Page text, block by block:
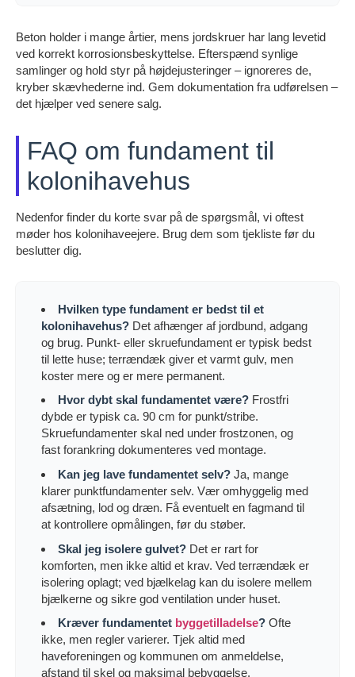
Beton holder i mange årtier, mens jordskruer har lang levetid
ved korrekt korrosionsbeskyttelse. Efterspænd synlige
samlinger og hold styr på højdejusteringer – ignoreres de,
kryber skævhederne ind. Gem dokumentation fra udførelsen –
det hjælper ved senere salg.
FAQ om fundament til
kolonihavehus
Nedenfor finder du korte svar på de spørgsmål, vi oftest
møder hos kolonihaveejere. Brug dem som tjekliste før du
beslutter dig.
Hvilken type fundament er bedst til et
kolonihavehus? Det afhænger af jordbund, adgang
og brug. Punkt- eller skruefundament er typisk bedst
til lette huse; terrændæk giver et varmt gulv, men
koster mere og er mere permanent.
Hvor dybt skal fundamentet være? Frostfri
dybde er typisk ca. 90 cm for punkt/stribe.
Skruefundamenter skal ned under frostzonen, og
fast forankring dokumenteres ved montage.
Kan jeg lave fundamentet selv? Ja, mange
klarer punktfundamenter selv. Vær omhyggelig med
afsætning, lod og dræn. Få eventuelt en fagmand til
at kontrollere opmålingen, før du støber.
Skal jeg isolere gulvet? Det er rart for
komforten, men ikke altid et krav. Ved terrændæk er
isolering oplagt; ved bjælkelag kan du isolere mellem
bjælkerne og sikre god ventilation under huset.
Kræver fundamentet byggetilladelse? Ofte
ikke, men regler varierer. Tjek altid med
haveforeningen og kommunen om anmeldelse,
afstand til skel og maksimal bebyggelse.